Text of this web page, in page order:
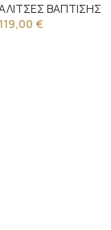
ΒΑΠΤΙΣΗΣ
119,00 €